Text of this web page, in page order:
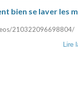
bien se laver les
210322096698804/
Lire